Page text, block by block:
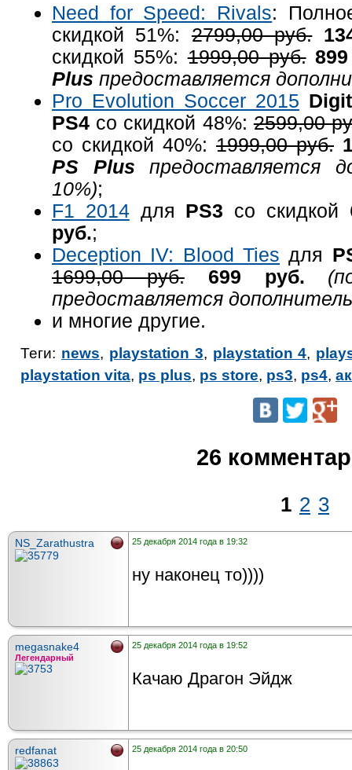
Need for Speed: Rivals:
скидкой 51%:2799,00 руб.
скидкой 55%:1999,00 руб.
Plus предоставляется
Pro Evolution Soccer 2015
PS4 со скидкой 48%:2599,00
со скидкой 40%: 1999,00 руб.
PS Plus предоставляется
10%);
F1 2014для PS3 со
руб.;
Deception IV: Blood Ties для
1699,00 руб.
699 руб.
предоставляется
и многие другие.
Теги: news, playstation 3, playstation 4,
playstation vita, ps plus, ps store, ps3, ps4,
26
1 2 3
NS_Zarathustra 25 декабря 2014 года в 19:32
ну наконец то))))
megasnake4
Легендарный
25 декабря 2014 года в 19:52
Качаю Драгон Эйдж
redfanat 25 декабря 2014 года в 20:50